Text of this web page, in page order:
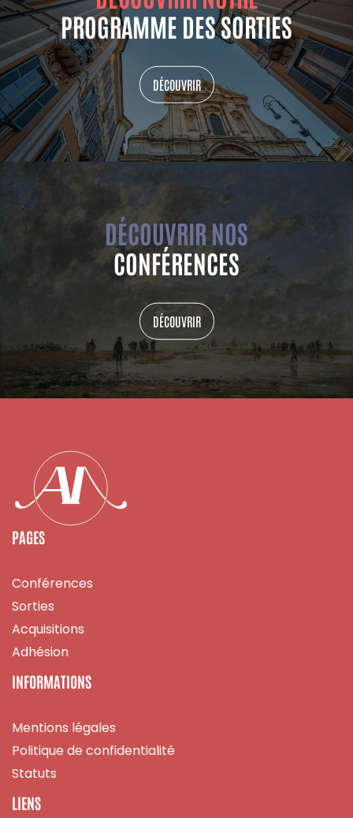
PROGRAMME DES SORTIES
DÉCOUVRIR
DÉCOUVRIR NOS
CONFÉRENCES
DÉCOUVRIR
PAGES
Conférences
Sorties
Acquisitions
Adhésion
INFORMATIONS
Mentions légales
Politique de confidentialité
Statuts
LIENS